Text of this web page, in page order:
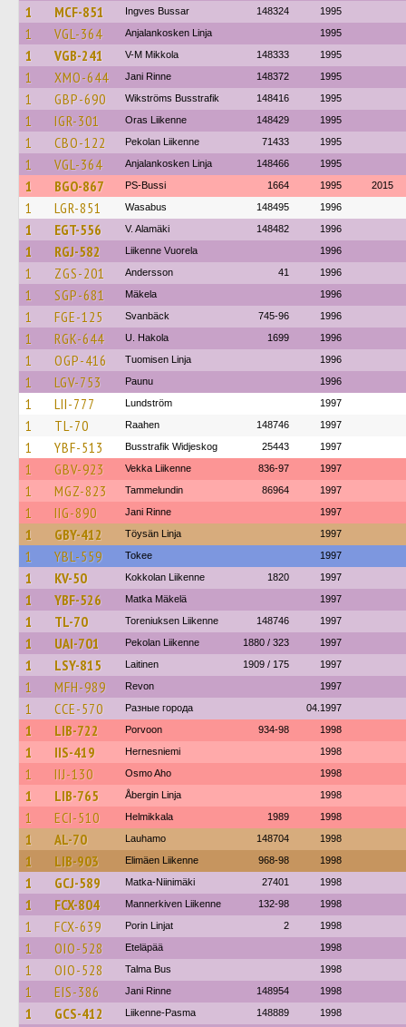
1 MCF-851 Ingves Bussar 148324 1995
1 VGL-364 Anjalankosken Linja 1995
1 VGB-241 V-M Mikkola 148333 1995
1 XMO-644 Jani Rinne 148372 1995
1 GBP-690 Wikströms Busstrafik 148416 1995
1 IGR-301 Oras Liikenne 148429 1995
1 CBO-122 Pekolan Liikenne 71433 1995
1 VGL-364 Anjalankosken Linja 148466 1995
1 BGO-867 PS-Bussi 1664 1995 2015
1 LGR-851 Wasabus 148495 1996
1 EGT-556 V. Alamäki 148482 1996
1 RGJ-582 Liikenne Vuorela 1996
1 ZGS-201 Andersson 41 1996
1 SGP-681 Mäkela 1996
1 FGE-125 Svanbäck 745-96 1996
1 RGK-644 U. Hakola 1699 1996
1 OGP-416 Tuomisen Linja 1996
1 LGV-753 Paunu 1996
1 LII-777 Lundström 1997
1 TL-70 Raahen 148746 1997
1 YBF-513 Busstrafik Widjeskog 25443 1997
1 GBV-923 Vekka Liikenne 836-97 1997
1 MGZ-823 Tammelundin 86964 1997
1 IIG-890 Jani Rinne 1997
1 GBY-412 Töysän Linja 1997
1 YBL-559 Tokee 1997
1 KV-50 Kokkolan Liikenne 1820 1997
1 YBF-526 Matka Mäkelä 1997
1 TL-70 Toreniuksen Liikenne 148746 1997
1 UAI-701 Pekolan Liikenne 1880 / 323 1997
1 LSY-815 Laitinen 1909 / 175 1997
1 MFH-989 Revon 1997
1 CCE-570 Разные города 04.1997
1 LIB-722 Porvoon 934-98 1998
1 IIS-419 Hernesniemi 1998
1 IIJ-130 Osmo Aho 1998
1 LIB-765 Åbergin Linja 1998
1 ECI-510 Helmikkala 1989 1998
1 AL-70 Lauhamo 148704 1998
1 LIB-903 Elimäen Liikenne 968-98 1998
1 GCJ-589 Matka-Niinimäki 27401 1998
1 FCX-804 Mannerkiven Liikenne 132-98 1998
1 FCX-639 Porin Linjat 2 1998
1 OIO-528 Eteläpää 1998
1 OIO-528 Talma Bus 1998
1 EIS-386 Jani Rinne 148954 1998
1 GCS-412 Liikenne-Pasma 148889 1998